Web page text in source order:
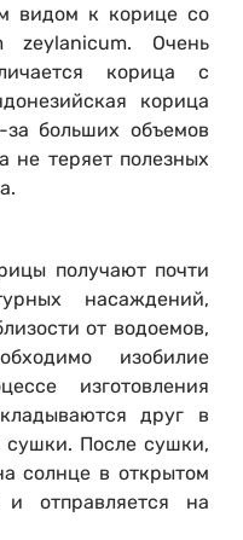
видом к корице со
zeylanicum. Очень
корица с
корица
больших объемов
не теряет полезных
получают почти
насаждений,
от водоемов,
изобилие
изготовления
друг в
После сушки,
солнце в открытом
и отправляется на